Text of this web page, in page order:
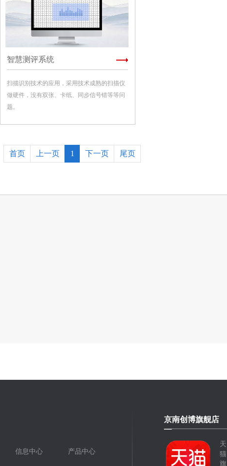
智慧测评系统
扫描识别技术的应用，采用技术成熟的扫描仪
做硬件，没有双张、卡纸、同步信号错等等问
题。
首页 上一页 1 下一页 尾页
信息中心 产品中心
京南创博旗舰店
天
猫
旗